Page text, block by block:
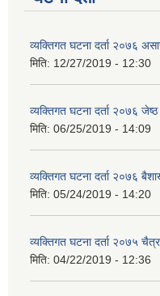
व्यक्तिगत घटना दर्ता २०७६
मिति: 12/27/2019 - 12:30
व्यक्तिगत घटना दर्ता २०७६ जेष्ठ
मिति: 06/25/2019 - 14:09
व्यक्तिगत घटना दर्ता २०७६
मिति: 05/24/2019 - 14:20
व्यक्तिगत घटना दर्ता २०७५ चैत्र
मिति: 04/22/2019 - 12:36